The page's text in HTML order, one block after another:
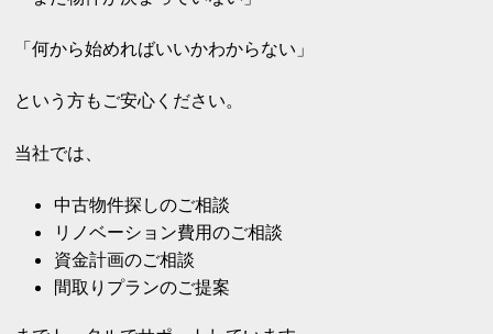
「何から始めればいいかわからない」
という方もご安心ください。
当社では、
中古物件探しのご相談
リノベーション費用のご相談
資金計画のご相談
間取りプランのご提案